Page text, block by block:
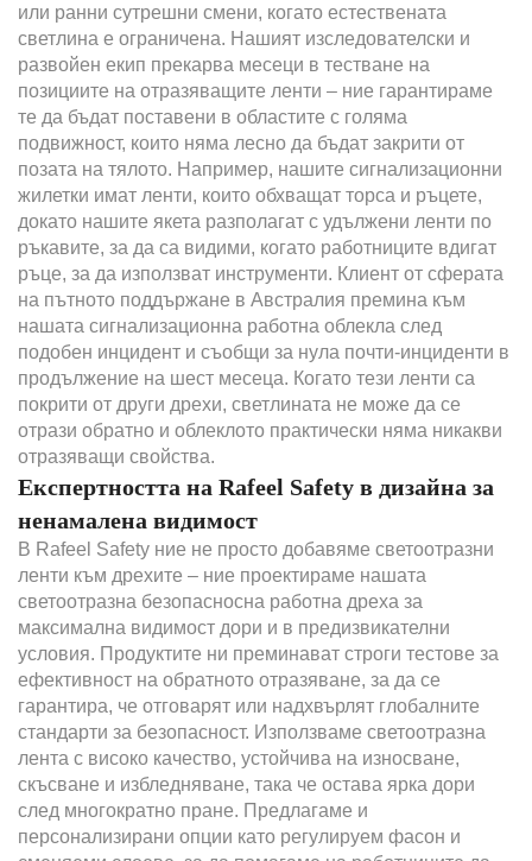
или ранни сутрешни смени, когато естествената
светлина е ограничена. Нашият изследователски и
развойен екип прекарва месеци в тестване на
позициите на отразяващите ленти – ние гарантираме
те да бъдат поставени в областите с голяма
подвижност, които няма лесно да бъдат закрити от
позата на тялото. Например, нашите сигнализационни
жилетки имат ленти, които обхващат торса и ръцете,
докато нашите якета разполагат с удължени ленти по
ръкавите, за да са видими, когато работниците вдигат
ръце, за да използват инструменти. Клиент от сферата
на пътното поддържане в Австралия премина към
нашата сигнализационна работна облекла след
подобен инцидент и съобщи за нула почти-инциденти в
продължение на шест месеца. Когато тези ленти са
покрити от други дрехи, светлината не може да се
отрази обратно и облеклото практически няма никакви
отразяващи свойства.
Експертността на Rafeel Safety в дизайна за
ненамалена видимост
В Rafeel Safety ние не просто добавяме светоотразни
ленти към дрехите – ние проектираме нашата
светоотразна безопасносна работна дреха за
максимална видимост дори и в предизвикателни
условия. Продуктите ни преминават строги тестове за
ефективност на обратното отразяване, за да се
гарантира, че отговарят или надхвърлят глобалните
стандарти за безопасност. Използваме светоотразна
лента с високо качество, устойчива на износване,
скъсване и избледняване, така че остава ярка дори
след многократно пране. Предлагаме и
персонализирани опции като регулируем фасон и